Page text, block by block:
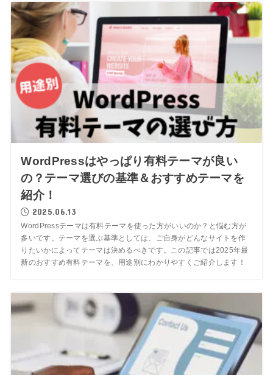
WordPressはやっぱり有料テーマが良い
の？テーマ選びの基準＆おすすめテーマを
紹介！
2025.06.13
WordPressテーマは有料テーマを使った方がいいのか？と悩む方が
多いです。テーマを選ぶ基準としては、ご自身がどんなサイトを作
りたいかによってテーマは決めるべきです。この記事では2025年最
新のおすすめ有料テーマを、用途別にわかりやすくご紹介します！